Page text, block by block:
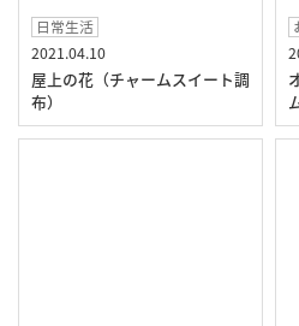
日常生活
2021.04.10
屋上の花（チャームスイート調
布）